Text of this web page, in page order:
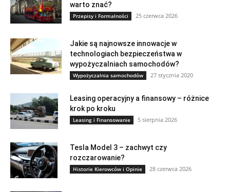
warto znać?
Przepisy i Formalności 25 czerwca 2026
Jakie są najnowsze innowacje w
technologiach bezpieczeństwa w
wypożyczalniach samochodów?
Wypożyczalnia samochodów 27 stycznia 2020
Leasing operacyjny a finansowy – różnice
krok po kroku
Leasing i Finansowanie 5 sierpnia 2026
Tesla Model 3 – zachwyt czy
rozczarowanie?
Historie Kierowców i Opinie 28 czerwca 2026